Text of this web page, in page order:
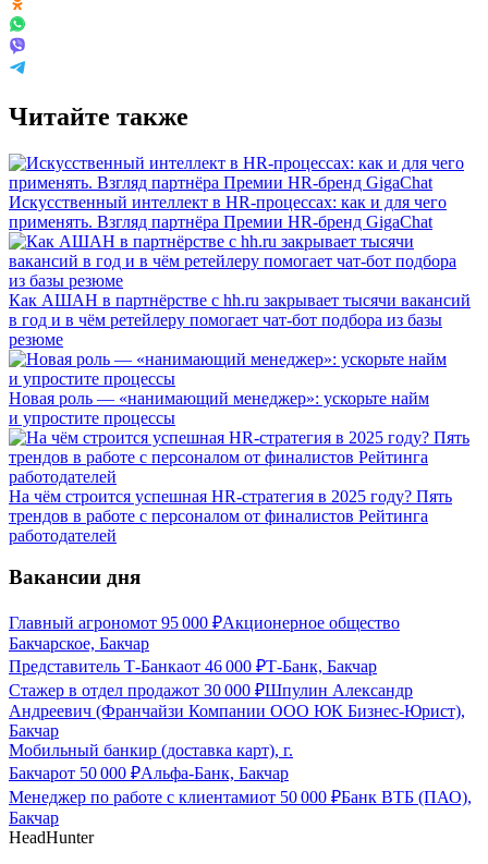
Читайте также
Искусственный интеллект в HR-процессах: как и для чего
применять. Взгляд партнёра Премии HR-бренд GigaChat
Как АШАН в партнёрстве с hh.ru закрывает тысячи вакансий
в год и в чём ретейлеру помогает чат-бот подбора из базы
резюме
Новая роль — «нанимающий менеджер»: ускорьте найм
и упростите процессы
На чём строится успешная HR-стратегия в 2025 году? Пять
трендов в работе с персоналом от финалистов Рейтинга
работодателей
Вакансии дня
Главный агрономот 95 000 ₽Акционерное общество
Бакчарское, Бакчар
Представитель Т-Банкаот 46 000 ₽Т-Банк, Бакчар
Стажер в отдел продажот 30 000 ₽Шпулин Александр
Андреевич (Франчайзи Компании ООО ЮК Бизнес-Юрист),
Бакчар
Мобильный банкир (доставка карт), г.
Бакчарот 50 000 ₽Альфа-Банк, Бакчар
Менеджер по работе с клиентамиот 50 000 ₽Банк ВТБ (ПАО),
Бакчар
HeadHunter